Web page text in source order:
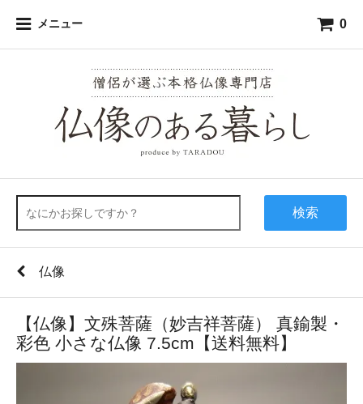
メニュー 0
検索
仏像
【仏像】文殊菩薩（妙吉祥菩薩） 真鍮製・
彩色 小さな仏像 7.5cm【送料無料】